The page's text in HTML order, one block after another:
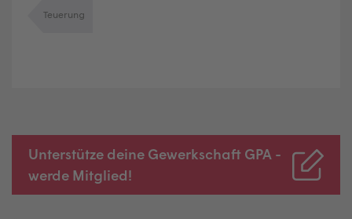
Teuerung
Unterstütze deine Gewerkschaft GPA -
werde Mitglied!